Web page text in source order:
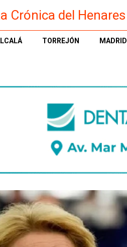
Crónica del Henares
TORREJÓN MADRID